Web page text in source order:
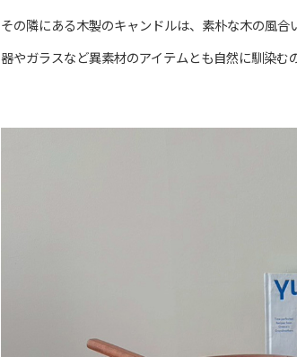
その隣にある木製のキャンドルは、素朴な木の風
器やガラスなど異素材のアイテムとも自然に馴染む